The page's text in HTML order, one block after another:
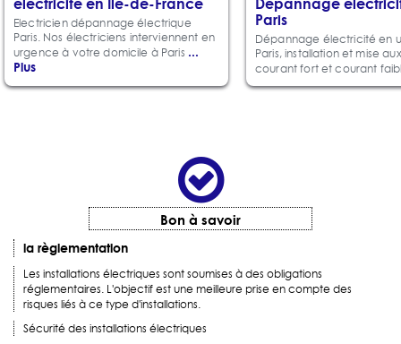
Electricien dépannage électrique
Paris. Nos électriciens interviennent en
urgence à votre domicile à Paris ...
Plus
Paris
Dépannage électricité en
Paris, installation et mise
courant fort et courant
Bon à savoir
la règlementation
Les installations électriques sont soumises à des obligations
réglementaires. L'objectif est une meilleure prise en compte des
risques liés à ce type d'installations.
Sécurité des installations électriques